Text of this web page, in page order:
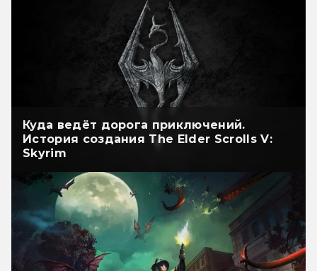
Куда ведёт дорога приключений.
История создания The Elder Scrolls V:
Skyrim